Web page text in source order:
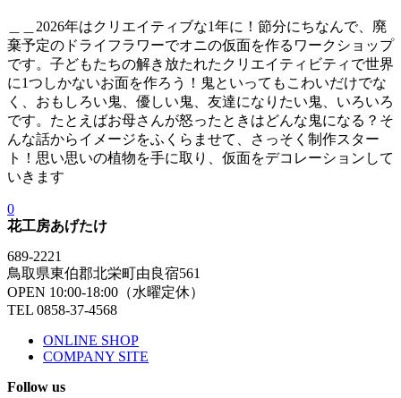
＿＿2026年はクリエイティブな1年に！節分にちなんで、廃
棄予定のドライフラワーでオニの仮面を作るワークショップ
です。子どもたちの解き放たれたクリエイティビティで世界
に1つしかないお面を作ろう！鬼といってもこわいだけでな
く、おもしろい鬼、優しい鬼、友達になりたい鬼、いろいろ
です。たとえばお母さんが怒ったときはどんな鬼になる？そ
んな話からイメージをふくらませて、さっそく制作スター
ト！思い思いの植物を手に取り、仮面をデコレーションして
いきます
0
花工房あげたけ
689-2221
鳥取県東伯郡北栄町由良宿561
OPEN 10:00-18:00（水曜定休）
TEL 0858-37-4568
ONLINE SHOP
COMPANY SITE
Follow us